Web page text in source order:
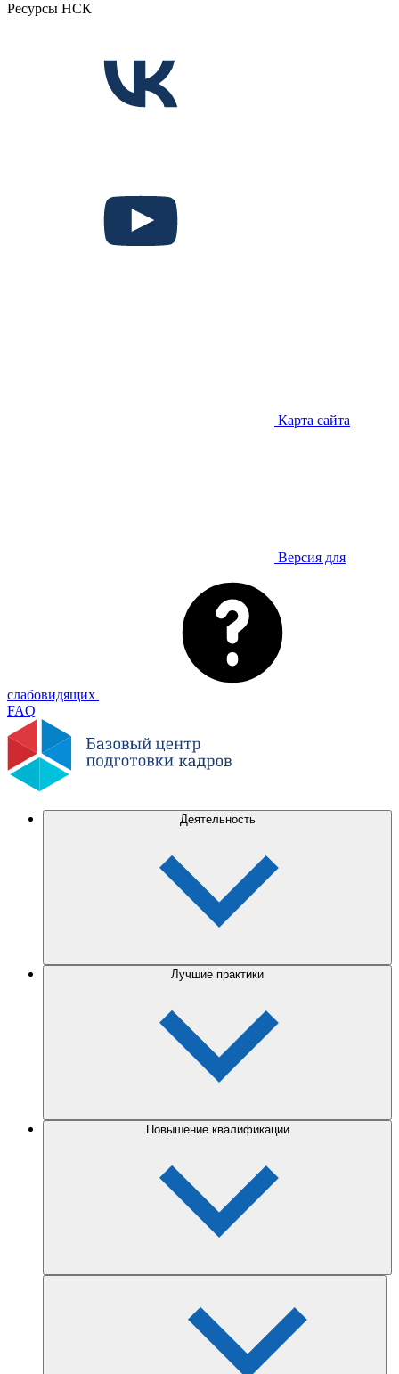
Ресурсы НСК
Карта сайта
Версия для
слабовидящих
FAQ
Деятельность
Лучшие практики
Повышение квалификации